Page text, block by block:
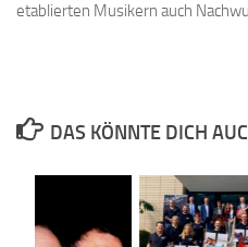
etablierten Musikern auch
DAS KÖNNTE DICH